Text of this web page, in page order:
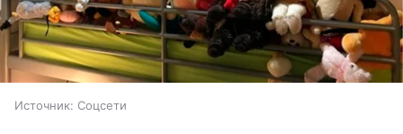
Источник: Соцсети